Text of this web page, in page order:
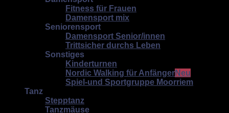
Fitness für Frauen
Damensport mix
Seniorensport
Damensport Senior/innen
Trittsicher durchs Leben
Sonstiges
Kinderturnen
Nordic Walking für Anfänger
Spiel-und Sportgruppe Moorriem
Tanz
Stepptanz
Tanzmäuse